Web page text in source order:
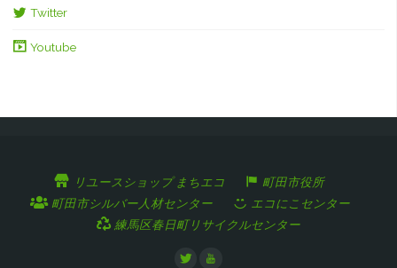
Twitter
Youtube
リユースショップ まちエコ
町田市役所
町田市シルバー人材センター
エコにこセンター
練馬区春日町リサイクルセンター